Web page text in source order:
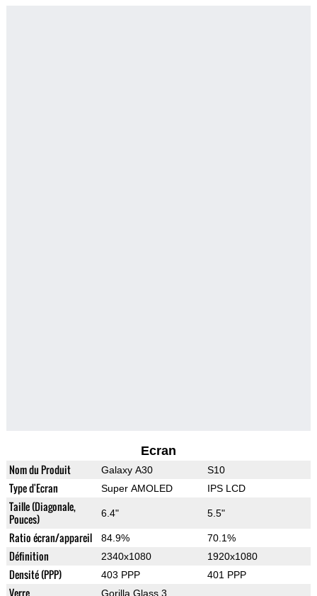
Ecran
Nom du Produit Galaxy A30 S10
Type d'Ecran Super AMOLED IPS LCD
Taille (Diagonale,
Pouces)
6.4" 5.5"
Ratio écran/appareil 84.9% 70.1%
Définition 2340x1080 1920x1080
Densité (PPP) 403 PPP 401 PPP
Verre Gorilla Glass 3